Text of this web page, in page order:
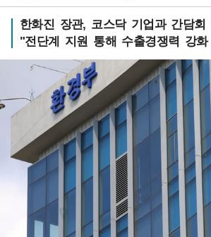
한화진 장관, 코스닥 기업과 간담회
"전단계 지원 통해 수출경쟁력 강